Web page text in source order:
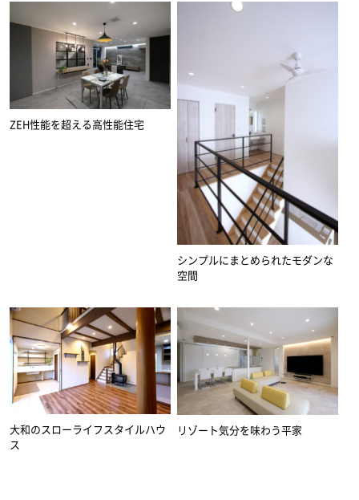
ZEH性能を超える高性能住宅
シンプルにまとめられたモダンな
空間
大和のスローライフスタイルハウ
ス
リゾート気分を味わう平家